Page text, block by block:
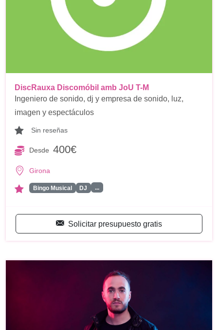
DiscRauxa Discomóbil amb JoU T-M
Ingeniero de sonido, dj y empresa de sonido, luz,
imagen y espectáculos
Sin reseñas
Desde 400€
Girona
Bingo Musical DJ ...
Solicitar presupuesto gratis